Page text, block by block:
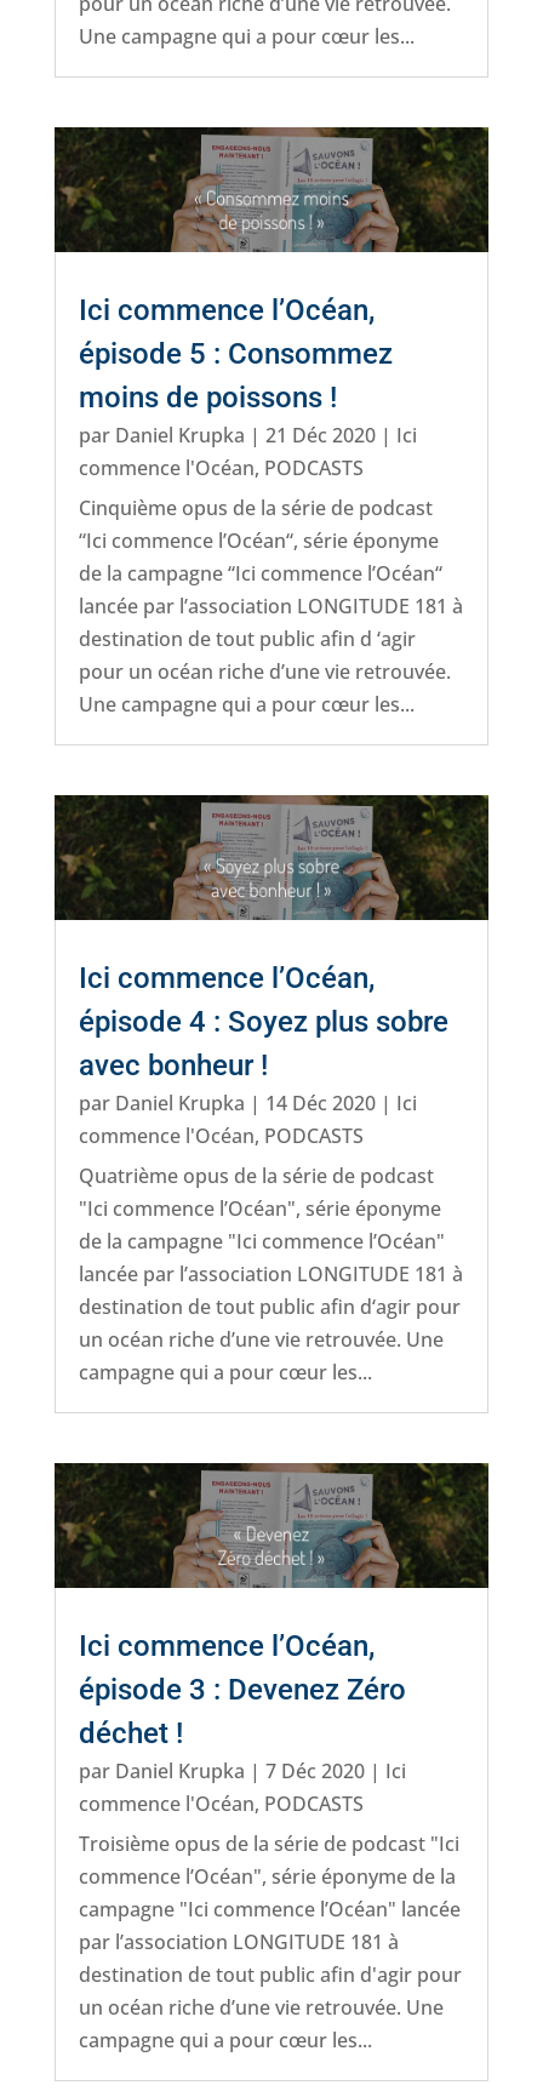
Une campagne qui a pour cœur les...
Ici commence l’Océan,
épisode 5 : Consommez
moins de poissons !
par Daniel Krupka | 21 Déc 2020| Ici
commence l'Océan, PODCASTS
Cinquième opus de la série de podcast
“Ici commence l’Océan“, série éponyme
de la campagne “Ici commence l’Océan“
lancée par l’association LONGITUDE 181 à
destination de tout public afin d ‘agir
pour un océan riche d’une vie retrouvée.
Une campagne qui a pour cœur les...
Ici commence l’Océan,
épisode 4 : Soyez plus sobre
avec bonheur !
par Daniel Krupka | 14 Déc 2020| Ici
commence l'Océan, PODCASTS
Quatrième opus de la série de podcast
"Ici commence l’Océan", série éponyme
de la campagne "Ici commence l’Océan"
lancée par l’association LONGITUDE 181 à
destination de tout public afin d‘agir pour
un océan riche d’une vie retrouvée. Une
campagne qui a pour cœur les...
Ici commence l’Océan,
épisode 3 : Devenez Zéro
déchet !
par Daniel Krupka | 7 Déc 2020| Ici
commence l'Océan, PODCASTS
Troisième opus de la série de podcast "Ici
commence l’Océan", série éponyme de la
campagne "Ici commence l’Océan" lancée
par l’association LONGITUDE 181 à
destination de tout public afin d'agir pour
un océan riche d’une vie retrouvée. Une
campagne qui a pour cœur les...